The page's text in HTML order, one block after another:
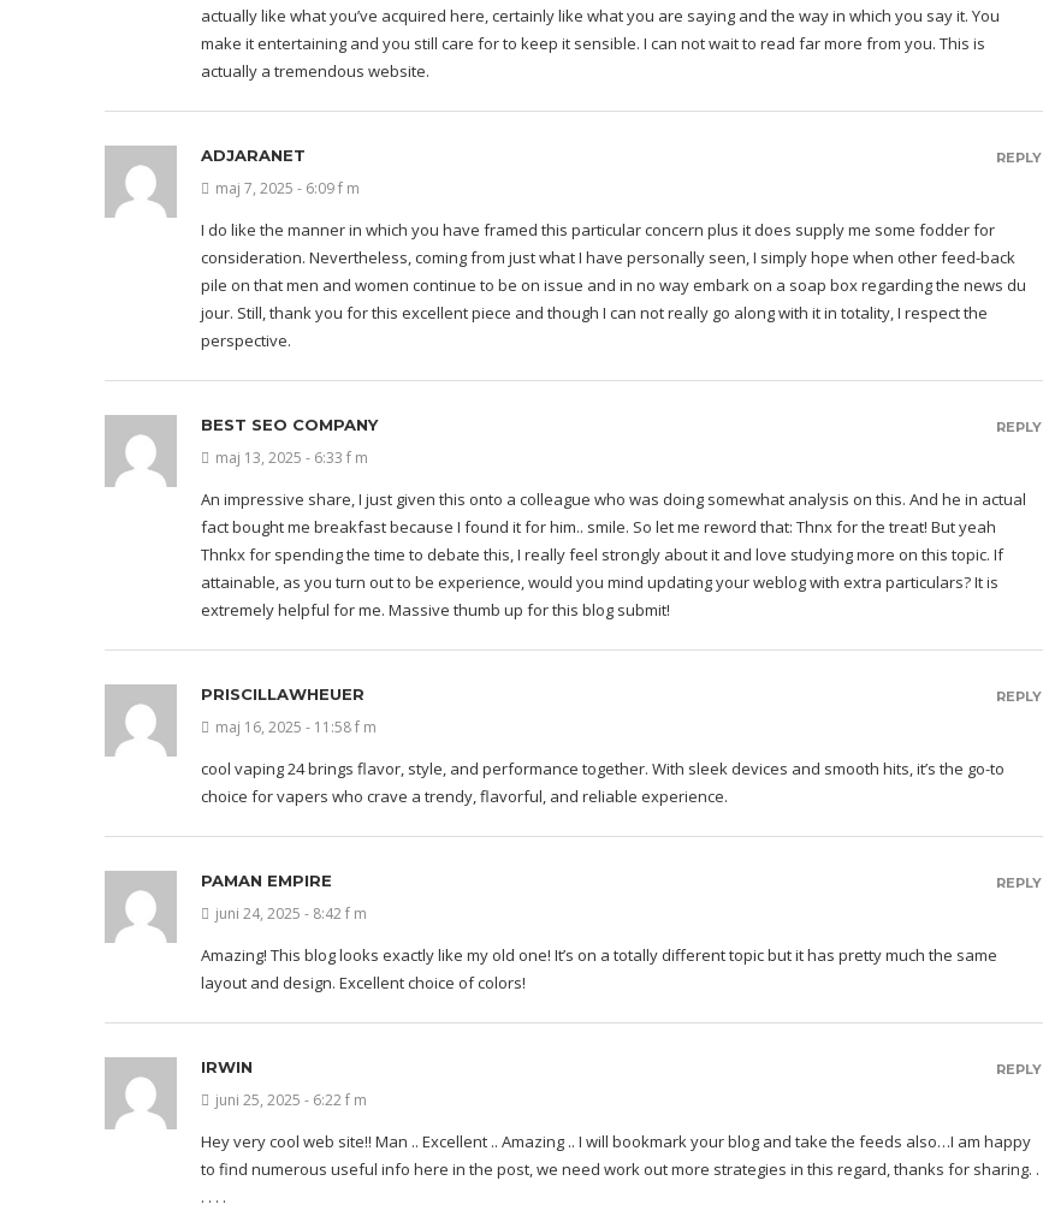
actually like what you’ve acquired here, certainly like what you are saying and the way in which you say it. You
make it entertaining and you still care for to keep it sensible. I can not wait to read far more from you. This is
actually a tremendous website.
ADJARANET
maj 7, 2025 - 6:09 f m
I do like the manner in which you have framed this particular concern plus it does supply me some fodder for
consideration. Nevertheless, coming from just what I have personally seen, I simply hope when other feed-back
pile on that men and women continue to be on issue and in no way embark on a soap box regarding the news du
jour. Still, thank you for this excellent piece and though I can not really go along with it in totality, I respect the
perspective.
REPLY
BEST SEO COMPANY
maj 13, 2025 - 6:33 f m
An impressive share, I just given this onto a colleague who was doing somewhat analysis on this. And he in actual
fact bought me breakfast because I found it for him.. smile. So let me reword that: Thnx for the treat! But yeah
Thnkx for spending the time to debate this, I really feel strongly about it and love studying more on this topic. If
attainable, as you turn out to be experience, would you mind updating your weblog with extra particulars? It is
extremely helpful for me. Massive thumb up for this blog submit!
REPLY
PRISCILLAWHEUER
maj 16, 2025 - 11:58 f m
cool vaping 24brings flavor, style, and performance together. With sleek devices and smooth hits, it’s the go-to
choice for vapers who crave a trendy, flavorful, and reliable experience.
REPLY
PAMAN EMPIRE
juni 24, 2025 - 8:42 f m
Amazing! This blog looks exactly like my old one! It’s on a totally different topic but it has pretty much the same
layout and design. Excellent choice of colors!
REPLY
IRWIN
juni 25, 2025 - 6:22 f m
Hey very cool web site!! Man .. Excellent .. Amazing .. I will bookmark your blog and take the feeds also…I am happy
to find numerous useful info here in the post, we need work out more strategies in this regard, thanks for sharing. .
. . . .
REPLY